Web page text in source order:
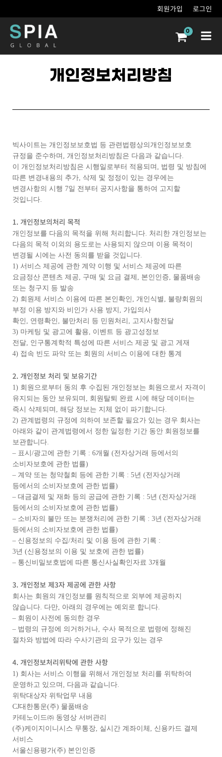
건너뛰기
회원가입 로그인
Menu
개인정보처리방침
빅사이트는 개인정보보호법 등 관련법령상의개인정보보호
규정을 준수하며, 개인정보처리방침은 다음과 같습니다.
이 개인정보처리방침은 시행일로부터 적용되며, 법령 및 방침에
따른 변경내용의 추가, 삭제 및 정정이 있는 경우에는
변경사항의 시행 7일 전부터 공지사항을 통하여 고지할
것입니다.
1. 개인정보의처리 목적
개인정보를 다음의 목적을 위해 처리합니다. 처리한 개인정보는
다음의 목적 이외의 용도로는 사용되지 않으며 이용 목적이
변경될 시에는 사전 동의를 받을 것입니다.
1) 서비스 제공에 관한 계약 이행 및 서비스 제공에 따른
요금정산 콘텐츠 제공, 구매 및 요금 결제, 본인인증, 물품배송
또는 청구지 등 발송
2) 회원제 서비스 이용에 따른 본인확인, 개인식별, 불량회원의
부정 이용 방지와 비인가 사용 방지, 가입의사
확인, 연령확인, 불만처리 등 민원처리, 고지사항전달
3) 마케팅 및 광고에 활용, 이벤트 등 광고성정보
전달, 인구통계학적 특성에 따른 서비스 제공 및 광고 게재
4) 접속 빈도 파악 또는 회원의 서비스 이용에 대한 통계
2. 개인정보 처리 및 보유기간
1) 회원으로부터 동의 후 수집된 개인정보는 회원으로서 자격이
유지되는 동안 보유되며, 회원탈퇴 완료 시에 해당 데이터는
즉시 삭제되며, 해당 정보는 지체 없이 파기합니다.
2) 관계법령의 규정에 의하여 보존할 필요가 있는 경우 회사는
아래와 같이 관계법령에서 정한 일정한 기간 동안 회원정보를
보관합니다.
– 표시/광고에 관한 기록 : 6개월 (전자상거래 등에서의
소비자보호에 관한 법률)
– 계약 또는 청약철회 등에 관한 기록 : 5년 (전자상거래
등에서의 소비자보호에 관한 법률)
– 대금결제 및 재화 등의 공급에 관한 기록 : 5년 (전자상거래
등에서의 소비자보호에 관한 법률)
– 소비자의 불만 또는 분쟁처리에 관한 기록 : 3년 (전자상거래
등에서의 소비자보호에 관한 법률)
– 신용정보의 수집/처리 및 이용 등에 관한 기록 :
3년 (신용정보의 이용 및 보호에 관한 법률)
– 통신비밀보호법에 따른 통신사실확인자료 3개월
3. 개인정보 제3자 제공에 관한 사항
회사는 회원의 개인정보를 원칙적으로 외부에 제공하지
않습니다. 다만, 아래의 경우에는 예외로 합니다.
– 회원이 사전에 동의한 경우
– 법령의 규정에 의거하거나, 수사 목적으로 법령에 정해진
절차와 방법에 따라 수사기관의 요구가 있는 경우
4. 개인정보처리위탁에 관한 사항
1) 회사는 서비스 이행을 위해서 개인정보 처리를 위탁하여
운영하고 있으며, 다음과 같습니다.
위탁대상자 위탁업무 내용
CJ대한통운(주) 물품배송
카테노이드㈜ 동영상 서버관리
(주)케이지이니시스 무통장, 실시간 계좌이체, 신용카드 결제
서비스
서울신용평가(주) 본인인증